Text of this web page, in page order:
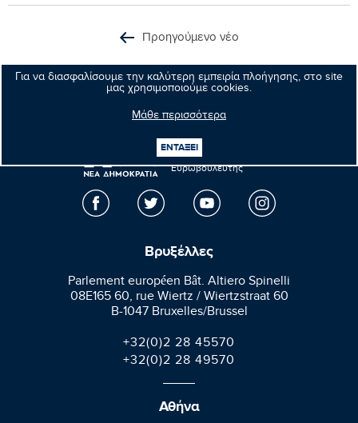
Για να διασφαλίσουμε την καλύτερη εμπειρία πλοήγησης, στο site
μας χρησιμοποιούμε cookies.
Μάθε περισσότερα
ΕΝΤΑΞΕΙ
Προηγούμενο νέο
Επόμενο νέο
Μανώλης
Κεφαλογιάννης
Ευρωβουλευτής
Βρυξέλλες
Parlement européen Bât. Altiero Spinelli
08E165 60, rue Wiertz / Wiertzstraat 60
B-1047 Bruxelles/Brussel
+32(0)2 28 45570
+32(0)2 28 49570
Αθήνα